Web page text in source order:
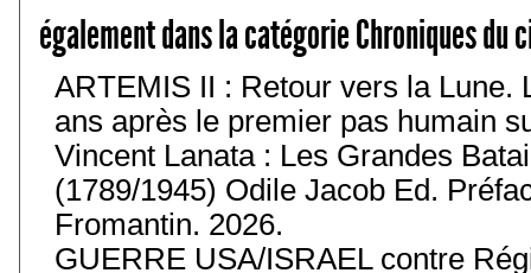
également dans la catégorie Chroniques du
ARTEMIS II : Retour vers la Lune.
ans après le premier pas humain
Vincent Lanata : Les Grandes
(1789/1945) Odile Jacob Ed.
Fromantin. 2026.
GUERRE USA/ISRAEL contre